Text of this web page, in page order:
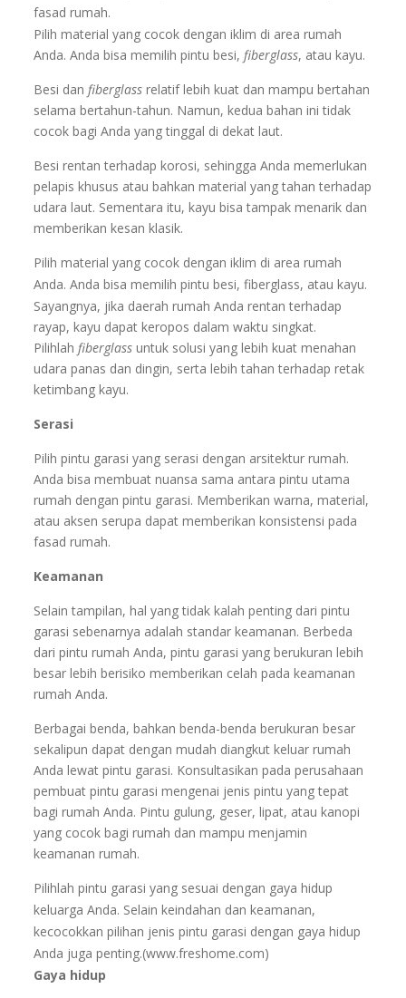
fasad rumah.
Pilih material yang cocok dengan iklim di area rumah
Anda. Anda bisa memilih pintu besi,fiberglass, atau kayu.
Besi danfiberglass relatif lebih kuat dan mampu bertahan
selama bertahun-tahun. Namun, kedua bahan ini tidak
cocok bagi Anda yang tinggal di dekat laut.
Besi rentan terhadap korosi, sehingga Anda memerlukan
pelapis khusus atau bahkan material yang tahan terhadap
udara laut. Sementara itu, kayu bisa tampak menarik dan
memberikan kesan klasik.
Pilih material yang cocok dengan iklim di area rumah
Anda. Anda bisa memilih pintu besi, fiberglass, atau kayu.
Sayangnya, jika daerah rumah Anda rentan terhadap
rayap, kayu dapat keropos dalam waktu singkat.
Pilihlah fiberglass untuk solusi yang lebih kuat menahan
udara panas dan dingin, serta lebih tahan terhadap retak
ketimbang kayu.
Serasi
Pilih pintu garasi yang serasi dengan arsitektur rumah.
Anda bisa membuat nuansa sama antara pintu utama
rumah dengan pintu garasi. Memberikan warna, material,
atau aksen serupa dapat memberikan konsistensi pada
fasad rumah.
Keamanan
Selain tampilan, hal yang tidak kalah penting dari pintu
garasi sebenarnya adalah standar keamanan. Berbeda
dari pintu rumah Anda, pintu garasi yang berukuran lebih
besar lebih berisiko memberikan celah pada keamanan
rumah Anda.
Berbagai benda, bahkan benda-benda berukuran besar
sekalipun dapat dengan mudah diangkut keluar rumah
Anda lewat pintu garasi. Konsultasikan pada perusahaan
pembuat pintu garasi mengenai jenis pintu yang tepat
bagi rumah Anda. Pintu gulung, geser, lipat, atau kanopi
yang cocok bagi rumah dan mampu menjamin
keamanan rumah.
Pilihlah pintu garasi yang sesuai dengan gaya hidup
keluarga Anda. Selain keindahan dan keamanan,
kecocokkan pilihan jenis pintu garasi dengan gaya hidup
Anda juga penting.(www.freshome.com)
Gaya hidup